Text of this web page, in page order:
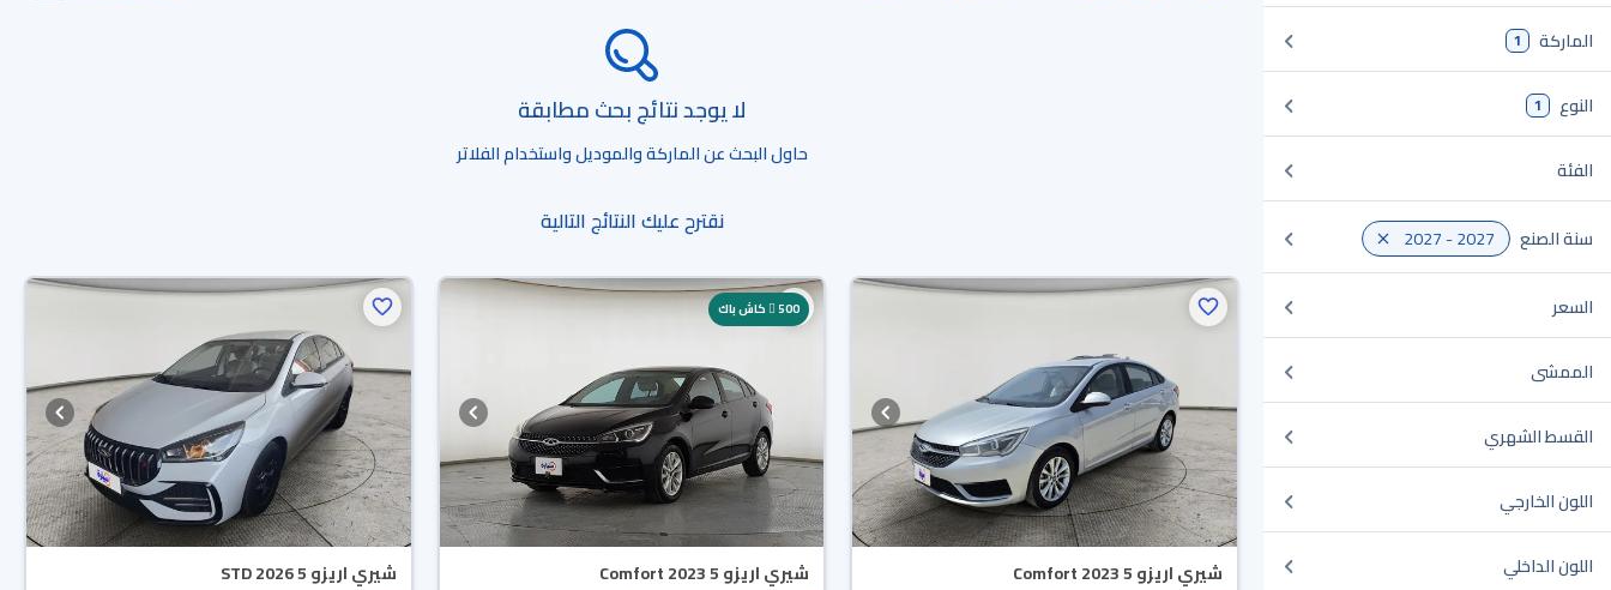
الماركة 1
النوع 1
الفئة
سنة الصنع 2027 - 2027
السعر
الممشى
القسط الشهري
اللون الخارجي
اللون الداخلي
لا يوجد نتائج بحث مطابقة
حاول البحث عن الماركة والموديل واستخدام الفلاتر
نقترح عليك النتائج التالية
شيري اريزو 5 Comfort 2023
500 كاش باك
شيري اريزو 5 Comfort 2023 شيري اريزو 5 STD 2026